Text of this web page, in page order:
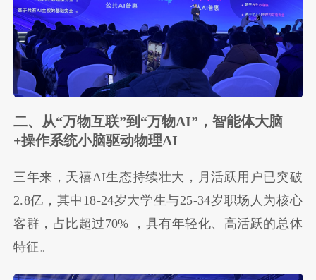
二、从“万物互联”到“万物AI”，智能体大脑
+操作系统小脑驱动物理AI
三年来，天禧AI生态持续壮大，月活跃用户已突破
2.8亿，其中18-24岁大学生与25-34岁职场人为核心
客群，占比超过70% ，具有年轻化、高活跃的总体
特征。